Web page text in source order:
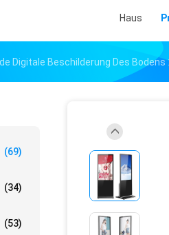
Haus
Digitale Beschilderung Des Bodens
(69)
(34)
(53)